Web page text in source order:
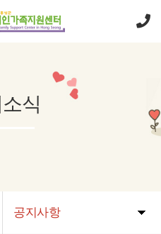
공지사항
식